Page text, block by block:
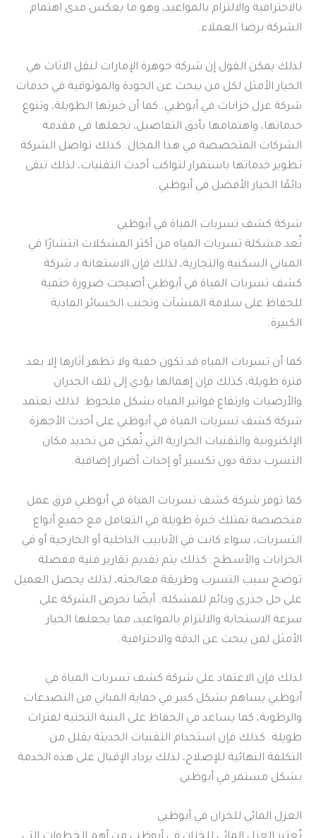
بالاحترافية والالتزام بالمواعيد، وهو ما يعكس مدى اهتمام
الشركة برضا العملاء.
لذلك يمكن القول إن شركة جوهرة الإمارات لنقل الاثاث هي
الخيار الأمثل لكل من يبحث عن الجودة والموثوقية في خدمات
شركة عزل خزانات في أبوظبي. كما أن خبرتها الطويلة، وتنوع
خدماتها، واهتمامها بأدق التفاصيل، تجعلها في مقدمة
الشركات المتخصصة في هذا المجال. كذلك تواصل الشركة
تطوير خدماتها باستمرار لتواكب أحدث التقنيات، لذلك تبقى
دائمًا الخيار الأفضل في أبوظبي.
شركة كشف تسربات المياة في أبوظبي
تُعد مشكلة تسربات المياه من أكثر المشكلات انتشارًا في
المباني السكنية والتجارية، لذلك فإن الاستعانة بـ شركة
كشف تسربات المياة في أبوظبي أصبحت ضرورة حتمية
للحفاظ على سلامة المنشآت وتجنب الخسائر المادية
الكبيرة.
كما أن تسربات المياه قد تكون خفية ولا تظهر آثارها إلا بعد
فترة طويلة، كذلك فإن إهمالها يؤدي إلى تلف الجدران
والأرضيات وارتفاع فواتير المياه بشكل ملحوظ. لذلك تعتمد
شركة كشف تسربات المياة في أبوظبي على أحدث الأجهزة
الإلكترونية والتقنيات الحرارية التي تُمكن من تحديد مكان
التسرب بدقة دون تكسير أو إحداث أضرار إضافية.
كما توفر شركة كشف تسربات المياة في أبوظبي فرق عمل
متخصصة تمتلك خبرة طويلة في التعامل مع جميع أنواع
التسربات، سواء كانت في الأنابيب الداخلية أو الخارجية أو في
الخزانات والأسطح. كذلك يتم تقديم تقارير فنية مفصلة
توضح سبب التسرب وطريقة معالجته، لذلك يحصل العميل
على حل جذري ودائم للمشكلة. أيضًا تحرص الشركة على
سرعة الاستجابة والالتزام بالمواعيد، مما يجعلها الخيار
الأمثل لمن يبحث عن الدقة والاحترافية.
لذلك فإن الاعتماد على شركة كشف تسربات المياة في
أبوظبي يساهم بشكل كبير في حماية المباني من التصدعات
والرطوبة، كما يساعد في الحفاظ على البنية التحتية لفترات
طويلة. كذلك فإن استخدام التقنيات الحديثة يقلل من
التكلفة النهائية للإصلاح، لذلك يزداد الإقبال على هذه الخدمة
بشكل مستمر في أبوظبي.
العزل المائي للخزان في أبوظبي